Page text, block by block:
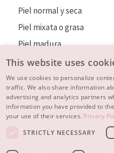
Piel normal y seca
Piel mixata o grasa
Piel madura
Piel expuesta al sol
Piel menopáusica
MÁS SOBRE NOSOTROS
INSPIRACIÓN
CONTACTO
This website uses
We use cookies to personalize
traffic. We also share information
advertising and analytics partners
information you have provided to
your use of their services. Privacy
STRICTLY NECESSARY